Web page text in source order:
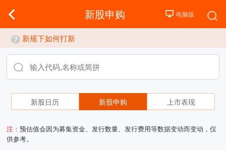
新股申购
新规下如何打新
新股日历 新股申购 上市表现
注：预估值会因为募集资金、发行数量、发行费用等数据变动而变动，仅
供参考。